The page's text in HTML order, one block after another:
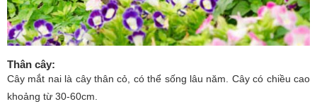
Thân cây:
Cây mắt nai là cây thân cỏ, có thể sống lâu năm. Cây có chiều cao
khoảng từ 30-60cm.